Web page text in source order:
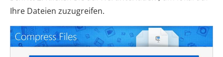
Ihre Dateien zuzugreifen.